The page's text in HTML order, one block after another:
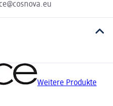
Weitere Produkte